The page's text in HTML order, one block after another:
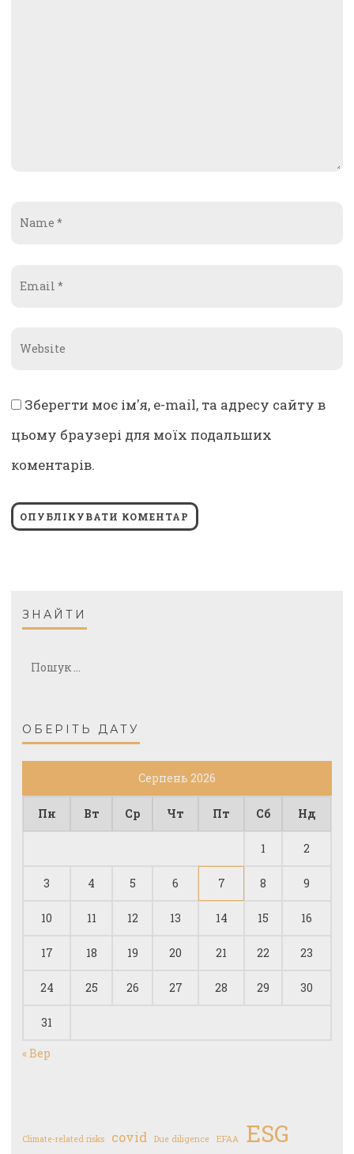
Name
Email
Website
Зберегти моє ім'я, e-mail, та адресу сайту в
цьому браузері для моїх подальших
коментарів.
ЗНАЙТИ
ОБЕРІТЬ ДАТУ
Серпень 2026
Пн Вт Ср Чт Пт Сб Нд
1 2
3 4 5 6 7 8 9
10 11 12 13 14 15 16
17 18 19 20 21 22 23
24 25 26 27 28 29 30
31
« Вер
Climate-related risks covid Due diligence EFAA ESG